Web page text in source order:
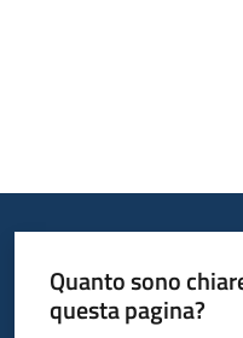
europeo
Plus
Quanto sono
questa pagina?